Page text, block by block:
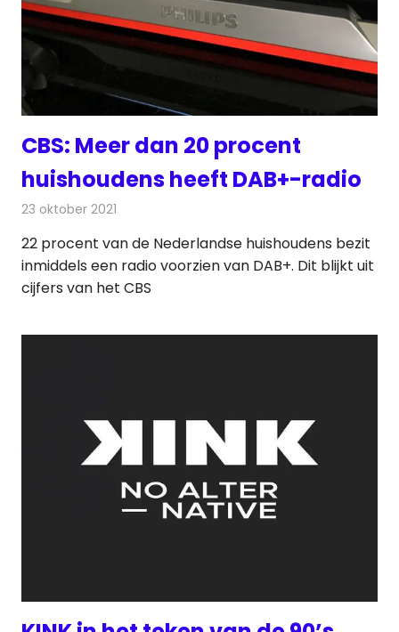
CBS: Meer dan 20 procent
huishoudens heeft DAB+-radio
23 oktober 2021
22 procent van de Nederlandse huishoudens bezit
inmiddels een radio voorzien van DAB+. Dit blijkt uit
cijfers van het CBS